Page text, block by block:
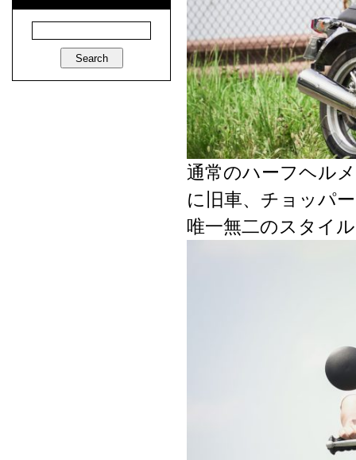
v
通常のハーフヘル
に旧車、チョッパ
唯一無二のスタイ